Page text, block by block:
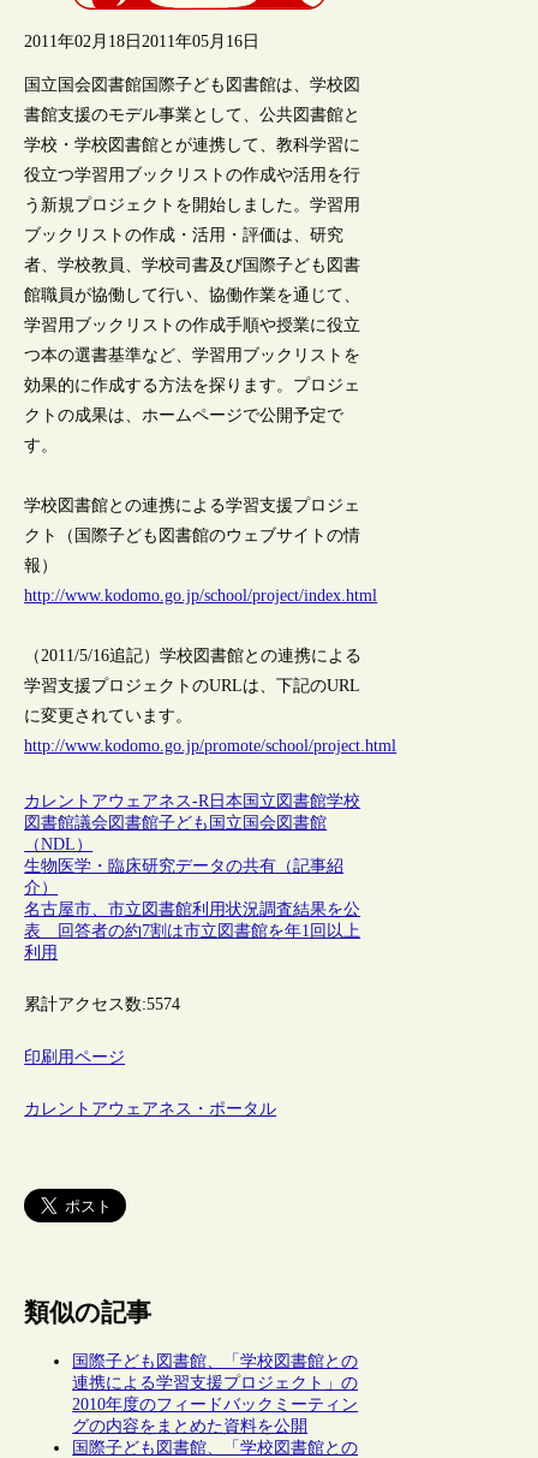
2011年02月18日 2011年05月16日
国立国会図書館国際子ども図書館は、学校図
書館支援のモデル事業として、公共図書館と
学校・学校図書館とが連携して、教科学習に
役立つ学習用ブックリストの作成や活用を行
う新規プロジェクトを開始しました。学習用
ブックリストの作成・活用・評価は、研究
者、学校教員、学校司書及び国際子ども図書
館職員が協働して行い、協働作業を通じて、
学習用ブックリストの作成手順や授業に役立
つ本の選書基準など、学習用ブックリストを
効果的に作成する方法を探ります。プロジェ
クトの成果は、ホームページで公開予定で
す。
学校図書館との連携による学習支援プロジェ
クト（国際子ども図書館のウェブサイトの情
報）
http://www.kodomo.go.jp/school/project/index.html
（2011/5/16追記）学校図書館との連携による
学習支援プロジェクトのURLは、下記のURL
に変更されています。
http://www.kodomo.go.jp/promote/school/project.html
カレントアウェアネス-R日本 国立図書館学校
図書館議会図書館子ども 国立国会図書館
（NDL）
生物医学・臨床研究データの共有（記事紹
介）
名古屋市、市立図書館利用状況調査結果を公
表 回答者の約7割は市立図書館を年1回以上
利用
累計アクセス数:5574
印刷用ページ
カレントアウェアネス・ポータル
類似の記事
国際子ども図書館、「学校図書館との
連携による学習支援プロジェクト」の
2010年度のフィードバックミーティン
グの内容をまとめた資料を公開
国際子ども図書館、「学校図書館との